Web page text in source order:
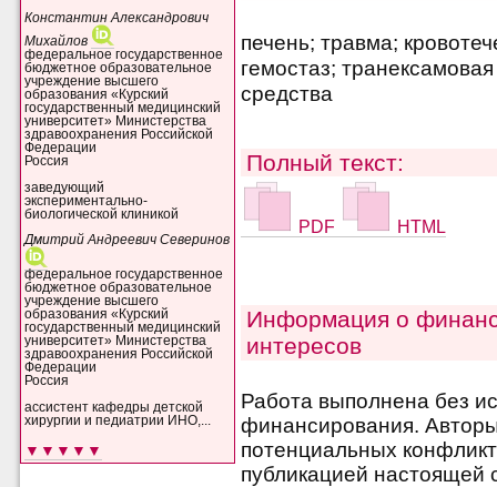
Константин Александрович
Михайлов
федеральное государственное
бюджетное образовательное
учреждение высшего
образования «Курский
государственный медицинский
университет» Министерства
здравоохранения Российской
Федерации
Россия
заведующий
экспериментально-
биологической клиникой
Дмитрий Андреевич Северинов
федеральное государственное
бюджетное образовательное
учреждение высшего
образования «Курский
государственный медицинский
университет» Министерства
здравоохранения Российской
Федерации
Россия
ассистент кафедры детской
хирургии и педиатрии ИНО,...
▼▼▼▼▼
печень; травма;
гемостаз;
средства
Полный текст:
PDF HTML
Информация о
интересов
Работа выполнена без
финансирования.
потенциальных
публикацией настоящей